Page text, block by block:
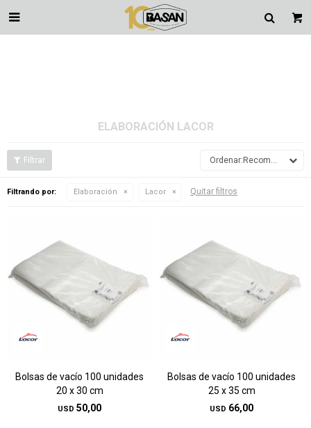

ELABORACIÓN LACOR
Recomendados
Filtrando por: Elaboración Lacor Quitar filtros
Bolsas de vacío 100 unidades
20 x 30 cm
USD 50,00
Bolsas de vacío 100 unidades
25 x 35 cm
USD 66,00